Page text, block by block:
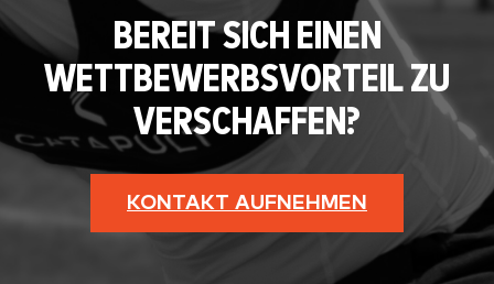
BEREIT SICH EINEN
WETTBEWERBSVORTEIL ZU
VERSCHAFFEN?
KONTAKT AUFNEHMEN